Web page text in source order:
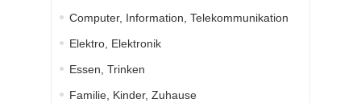
Computer, Information, Telekommunikation
Elektro, Elektronik
Essen, Trinken
Familie, Kinder, Zuhause